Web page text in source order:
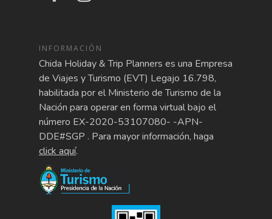
INFORMACIÓN
Chida Holiday & Trip Planners es una Empresa
de Viajes y Turismo (EVT) Legajo 16.798,
habilitada por el Ministerio de Turismo de la
Nación para operar en forma virtual bajo el
número EX-2020-53107080- -APN-
DDE#SGP . Para mayor información, haga
click aquí.